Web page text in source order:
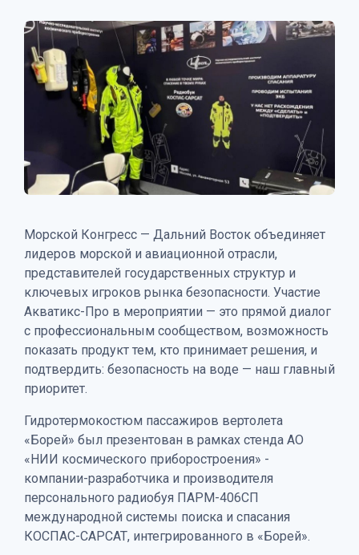
Морской Конгресс — Дальний Восток объединяет
лидеров морской и авиационной отрасли,
представителей государственных структур и
ключевых игроков рынка безопасности. Участие
Акватикс-Про в мероприятии — это прямой диалог
с профессиональным сообществом, возможность
показать продукт тем, кто принимает решения, и
подтвердить: безопасность на воде — наш главный
приоритет.
Гидротермокостюм пассажиров вертолета
«Борей» был презентован в рамках стенда АО
«НИИ космического приборостроения» -
компании-разработчика и производителя
персонального радиобуя ПАРМ-406СП
международной системы поиска и спасания
КОСПАС-САРСАТ, интегрированного в «Борей».